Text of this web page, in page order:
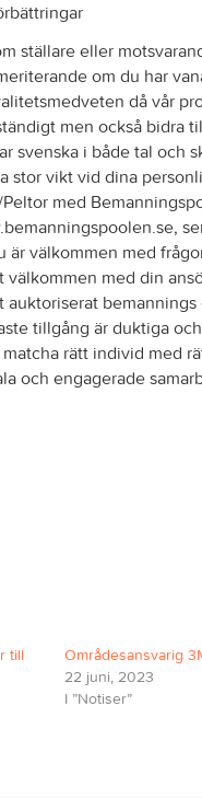
ställare eller
om du har
då vår
men också bidra
svenska i både tal och
stor vikt vid dina
med
är välkommen med
med din
auktoriserat bemannings
tillgång är duktiga
rätt individ med
och engagerade
till
Områdesansvarig
22 juni, 2023
I ”Notiser”